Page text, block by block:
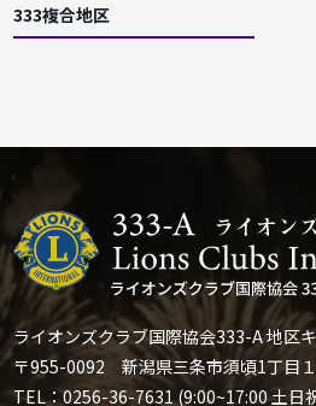
333複合地区
ライオンズクラブ国際協会333-A 地区
〒955-0092 新潟県三条市須頃1丁目
TEL：0256-36-7631 (9:00~17:00 土日